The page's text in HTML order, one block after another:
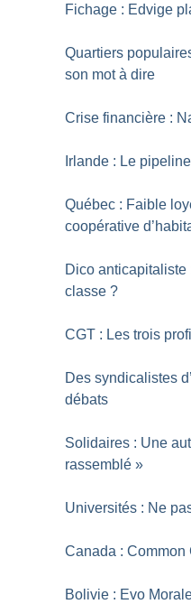
Fichage : Edvige
Quartiers
son mot à dire
Crise financière :
Irlande : Le
Québec : Faible
coopérative
Dico anticapitaliste
classe ?
CGT : Les trois
Des syndicalistes
débats
Solidaires : Une
rassemblé »
Universités : Ne
Canada : Common
Bolivie : Evo